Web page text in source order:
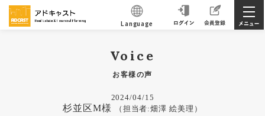
Language
Voice
お客様の声
2024/04/15
杉並区M様 （担当者:畑澤 絵美理）